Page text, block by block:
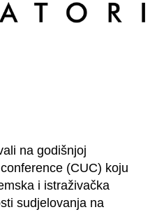
na godišnjoj
(CUC) koju
i istraživačka
sudjelovanja na